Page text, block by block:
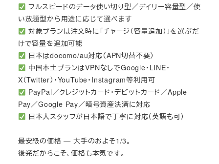
フルスピードのデータ使い切り型／デイリー容量型／使
い放題型から用途に応じて選べます
対象プランは注文時に「チャージ（容量追加）」を選ぶだ
けで容量を追加可能
日本はdocomo/au対応（APN切替不要）
中国本土プランはVPNなしでGoogle・LINE・
X（Twitter）・YouTube・Instagram等利用可
PayPal／クレジットカード・デビットカード／Apple
Pay／Google Pay／暗号資産決済に対応
日本人スタッフが日本語で丁寧に対応（英語も可）
最安級の価格 — 大手のおよそ1/3。
後発だからこそ、価格も本気です。